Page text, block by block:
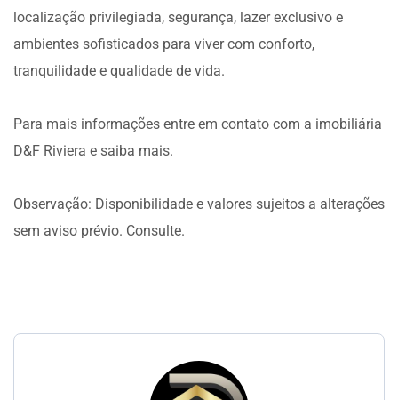
localização privilegiada, segurança, lazer exclusivo e
ambientes sofisticados para viver com conforto,
tranquilidade e qualidade de vida.
Para mais informações entre em contato com a imobiliária
D&F Riviera e saiba mais.
Observação: Disponibilidade e valores sujeitos a alterações
sem aviso prévio. Consulte.